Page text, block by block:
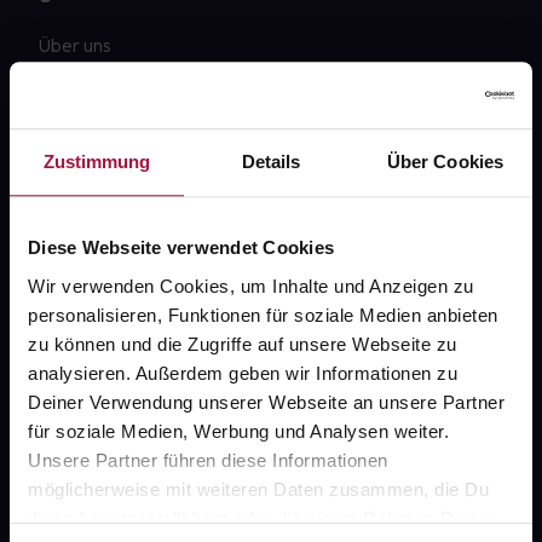
Zustimmung Details Über Cookies
Diese Webseite verwendet Cookies
Wir verwenden Cookies, um Inhalte und Anzeigen zu
personalisieren, Funktionen für soziale Medien anbieten
zu können und die Zugriffe auf unsere Webseite zu
analysieren. Außerdem geben wir Informationen zu
Deiner Verwendung unserer Webseite an unsere Partner
für soziale Medien, Werbung und Analysen weiter.
Unsere Partner führen diese Informationen
möglicherweise mit weiteren Daten zusammen, die Du
ihnen bereitgestellt hast oder die sie im Rahmen Deiner
Über uns
Newsletter
Sanitätshäuser
AGB
Impressum